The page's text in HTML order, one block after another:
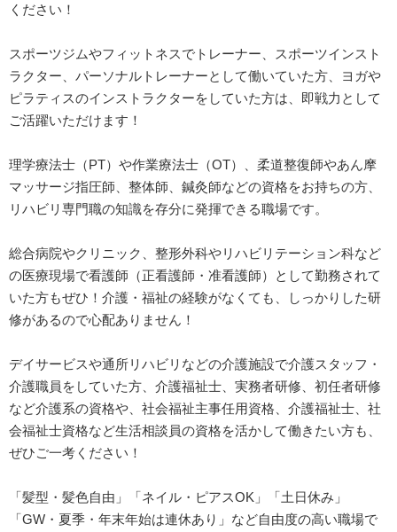
ください！
スポーツジムやフィットネスでトレーナー、スポーツインスト
ラクター、パーソナルトレーナーとして働いていた方、ヨガや
ピラティスのインストラクターをしていた方は、即戦力として
ご活躍いただけます！
理学療法士（PT）や作業療法士（OT）、柔道整復師やあん摩
マッサージ指圧師、整体師、鍼灸師などの資格をお持ちの方、
リハビリ専門職の知識を存分に発揮できる職場です。
総合病院やクリニック、整形外科やリハビリテーション科など
の医療現場で看護師（正看護師・准看護師）として勤務されて
いた方もぜひ！介護・福祉の経験がなくても、しっかりした研
修があるので心配ありません！
デイサービスや通所リハビリなどの介護施設で介護スタッフ・
介護職員をしていた方、介護福祉士、実務者研修、初任者研修
など介護系の資格や、社会福祉主事任用資格、介護福祉士、社
会福祉士資格など生活相談員の資格を活かして働きたい方も、
ぜひご一考ください！
「髪型・髪色自由」「ネイル・ピアスOK」「土日休み」
「GW・夏季・年末年始は連休あり」など自由度の高い職場で